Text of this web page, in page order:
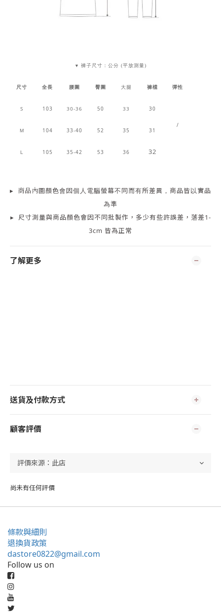
▼ 褲子尺寸：公分 (平放測量)
尺寸 全長 腰圍 臀圍 大腿 褲檔 彈性
S
M
L
103
104
105
30-36
33-40
35-42
50
52
53
33
35
36
30
31
32
/
▸ 商品內圖顏色會因個人電腦螢幕不同而有所差異，商品皆以實品
為準
▸ 尺寸測量與商品顏色會因不同批製作，多少有些許誤差，落差1-
3cm 皆為正常
了解更多
送貨及付款方式
顧客評價
尚未有任何評價
條款與細則
退換貨政策
dastore0822@gmail.com
Follow us on